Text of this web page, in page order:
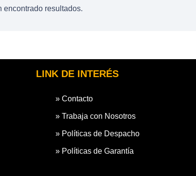
encontrado resultados.
LINK DE INTERÉS
» Contacto
» Trabaja con Nosotros
» Políticas de Despacho
» Políticas de Garantía